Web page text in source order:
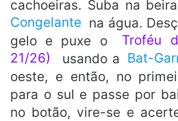
cachoeiras. Suba na
Congelante na água.
gelo e puxe o
Troféu
21/26)
usando a Bat-
oeste, e então, no
para o sul e passe por
no botão, vire-se e